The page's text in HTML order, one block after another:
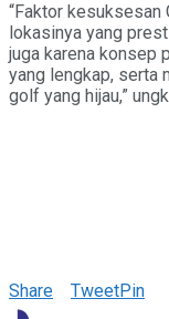
“Faktor kesuksesan
lokasinya yang
juga karena konsep
yang lengkap, serta
golf yang hijau,”
Share TweetPin